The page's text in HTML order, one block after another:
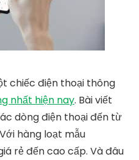
chiếc điện thoại thông
nhất hiện nay. Bài viết
dòng điện thoại đến từ
hàng loạt mẫu
rẻ đến cao cấp. Và đâu